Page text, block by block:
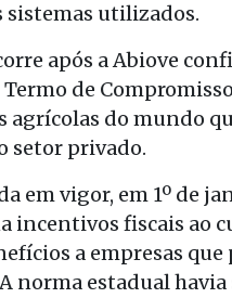
utilizados.
após a Abiove
de
do mundo
setor privado.
em vigor, em 1º de
incentivos fiscais ao
a empresas
norma estadual